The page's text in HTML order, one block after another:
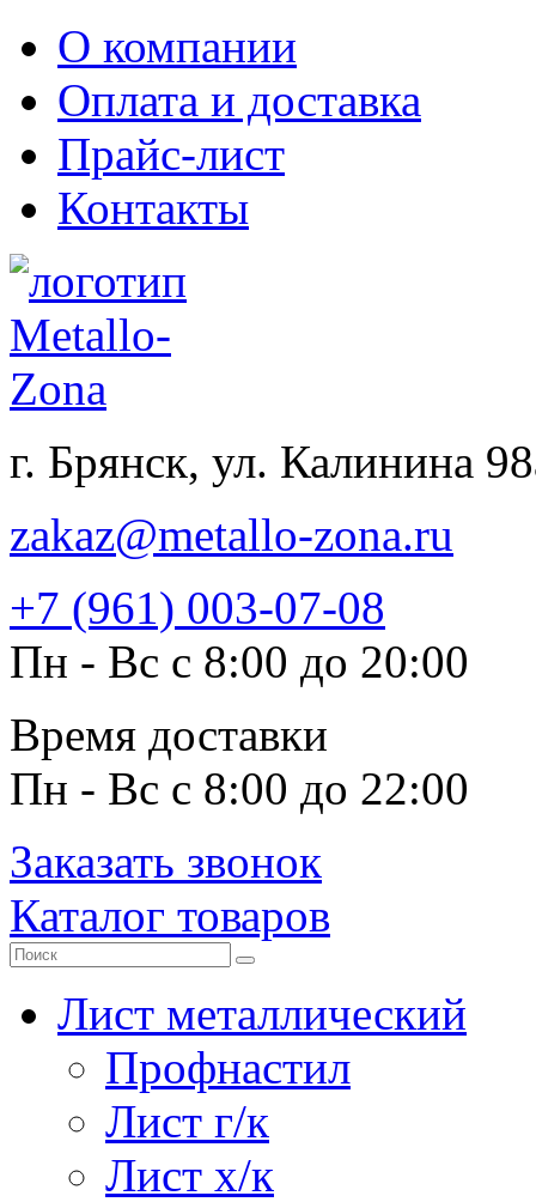
О компании
Оплата и доставка
Прайс-лист
Контакты
г. Брянск, ул. Калинина
zakaz@metallo-zona.ru
+7 (961) 003-07-08
Пн - Вс с 8:00 до 20:00
Время доставки
Пн - Вс с 8:00 до 22:00
Заказать звонок
Каталог товаров
Лист металлический
Профнастил
Лист г/к
Лист х/к